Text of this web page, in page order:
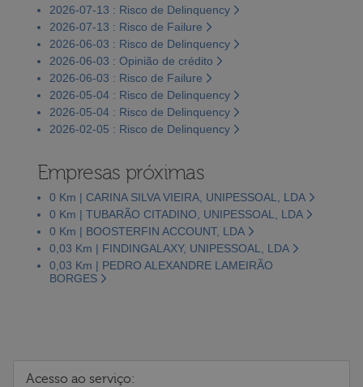
2026-07-13 : Risco de Delinquency
2026-07-13 : Risco de Failure
2026-06-03 : Risco de Delinquency
2026-06-03 : Opinião de crédito
2026-06-03 : Risco de Failure
2026-05-04 : Risco de Delinquency
2026-05-04 : Risco de Delinquency
2026-02-05 : Risco de Delinquency
Empresas próximas
0 Km | CARINA SILVA VIEIRA, UNIPESSOAL, LDA
0 Km | TUBARÃO CITADINO, UNIPESSOAL, LDA
0 Km | BOOSTERFIN ACCOUNT, LDA
0,03 Km | FINDINGALAXY, UNIPESSOAL, LDA
0,03 Km | PEDRO ALEXANDRE LAMEIRÃO
BORGES
Acesso ao serviço: